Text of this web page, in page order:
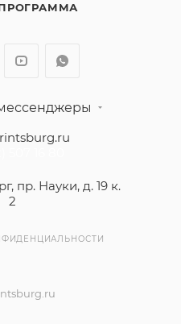
пр. Науки, д. 19 к.
2